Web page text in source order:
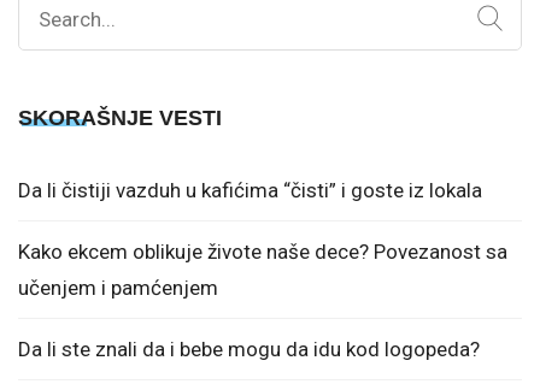
for:
SKORAŠNJE VESTI
Da li čistiji vazduh u kafićima “čisti” i goste iz lokala
Kako ekcem oblikuje živote naše dece? Povezanost sa
učenjem i pamćenjem
Da li ste znali da i bebe mogu da idu kod logopeda?